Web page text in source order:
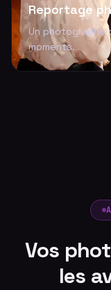
Reportage
Un photographe
moments.
Vos
les